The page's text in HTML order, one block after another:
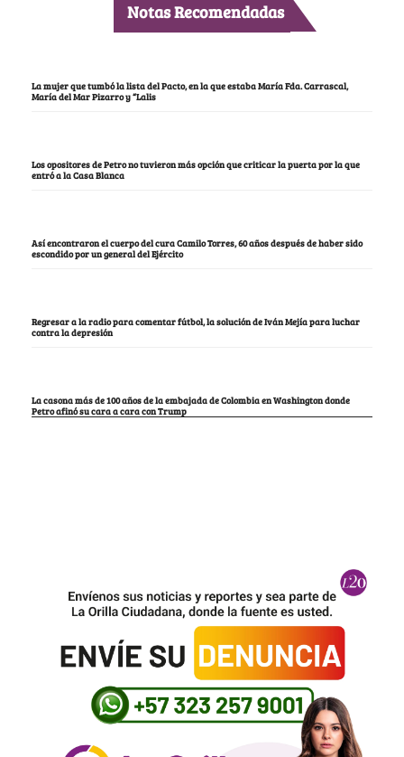
Notas Recomendadas
La mujer que tumbó la lista del Pacto, en la que estaba María Fda. Carrascal,
María del Mar Pizarro y “Lalis
Los opositores de Petro no tuvieron más opción que criticar la puerta por la que
entró a la Casa Blanca
Así encontraron el cuerpo del cura Camilo Torres, 60 años después de haber sido
escondido por un general del Ejército
Regresar a la radio para comentar fútbol, la solución de Iván Mejía para luchar
contra la depresión
La casona más de 100 años de la embajada de Colombia en Washington donde
Petro afinó su cara a cara con Trump